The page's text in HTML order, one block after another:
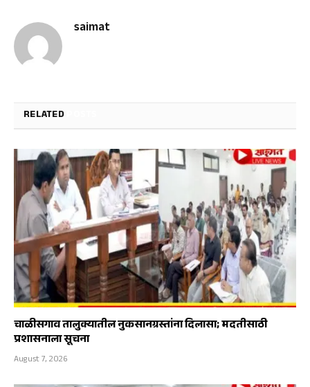
saimat
RELATED
चाळीसगाव तालुक्यातील नुकसानग्रस्तांना दिलासा; मदतीसाठी
प्रशासनाला सूचना
August 7, 2026